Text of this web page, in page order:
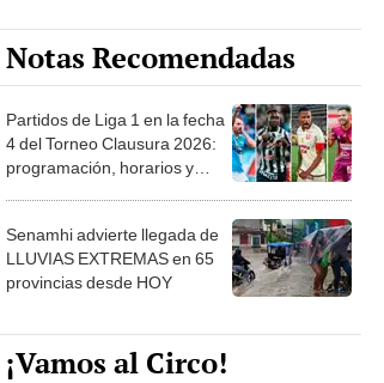
Notas Recomendadas
Partidos de Liga 1 en la fecha
4 del Torneo Clausura 2026:
programación, horarios y
Senamhi advierte llegada de
LLUVIAS EXTREMAS en 65
provincias desde HOY
¡Vamos al Circo!